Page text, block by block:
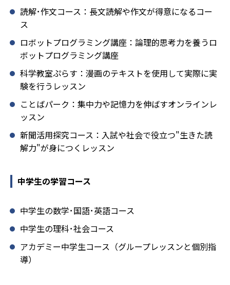
読解･作文コース：長文読解や作文が得意になるコー
ス
ロボットプログラミング講座：論理的思考力を養うロ
ボットプログラミング講座
科学教室ぷらす：漫画のテキストを使用して実際に実
験を行うレッスン
ことばパーク：集中力や記憶力を伸ばすオンラインレ
ッスン
新聞活用探究コース：入試や社会で役立つ"生きた読
解力"が身につくレッスン
中学生の学習コース
中学生の数学･国語･英語コース
中学生の理科･社会コース
アカデミー中学生コース（グループレッスンと個別指
導）